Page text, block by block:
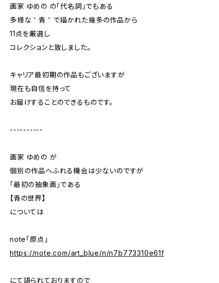
画家 ゆめの の「代名詞」でもある
多様な ’ 青 ' で描かれた幾多の作品から
11点を厳選し
コレクションと致しました。
キャリア最初期の作品もございますが
現在も自信を持って
お届けすることのできるものです。
----------
画家 ゆめの が
個別の作品へふれる機会は少ないのですが
「最初の抽象画」である
【青の世界】
については
note「原点」
https://note.com/art_blue/n/n7b773310e61f
にて語られておりますので